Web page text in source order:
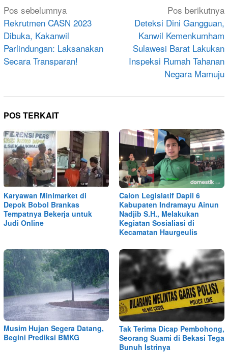
Navigasi
pos
Pos sebelumnya
Rekrutmen CASN 2023
Dibuka, Kakanwil
Parlindungan: Laksanakan
Secara Transparan!
Pos berikutnya
Deteksi Dini Gangguan,
Kanwil Kemenkumham
Sulawesi Barat Lakukan
Inspeksi Rumah Tahanan
Negara Mamuju
POS TERKAIT
Karyawan Minimarket di
Depok Bobol Brankas
Tempatnya Bekerja untuk
Judi Online
Calon Legislatif Dapil 6
Kabupaten Indramayu Ainun
Nadjib S.H., Melakukan
Kegiatan Sosialiasi di
Kecamatan Haurgeulis
Musim Hujan Segera Datang,
Begini Prediksi BMKG
Tak Terima Dicap Pembohong,
Seorang Suami di Bekasi Tega
Bunuh Istrinya